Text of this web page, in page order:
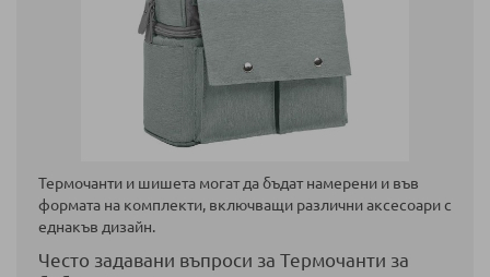
Термочанти и шишета могат да бъдат намерени и във
формата на комплекти, включващи различни аксесоари с
еднакъв дизайн.
Често задавани въпроси за Термочанти за